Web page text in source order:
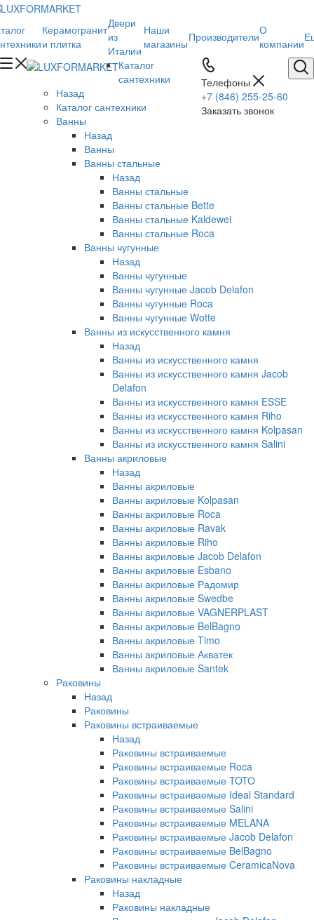
Керамогранит
и плитка
Двери
из
Италии
Наши
магазиныПроизводителиО
компании
Телефоны
+7 (846) 255-25-60
Заказать звонок
Каталог
сантехники
Назад
Каталог сантехники
Ванны
Назад
Ванны
Ванны стальные
Назад
Ванны стальные
Ванны стальные Bette
Ванны стальные Kaldewei
Ванны стальные Roca
Ванны чугунные
Назад
Ванны чугунные
Ванны чугунные Jacob Delafon
Ванны чугунные Roca
Ванны чугунные Wotte
Ванны из искусственного камня
Назад
Ванны из искусственного камня
Ванны из искусственного камня Jacob
Delafon
Ванны из искусственного камня ESSE
Ванны из искусственного камня Riho
Ванны из искусственного камня Kolpasan
Ванны из искусственного камня Salini
Ванны акриловые
Назад
Ванны акриловые
Ванны акриловые Kolpasan
Ванны акриловые Roca
Ванны акриловые Ravak
Ванны акриловые Riho
Ванны акриловые Jacob Delafon
Ванны акриловые Esbano
Ванны акриловые Радомир
Ванны акриловые Swedbe
Ванны акриловые VAGNERPLAST
Ванны акриловые BelBagno
Ванны акриловые Timo
Ванны акриловые Акватек
Ванны акриловые Santek
Раковины
Назад
Раковины
Раковины встраиваемые
Назад
Раковины встраиваемые
Раковины встраиваемые Roca
Раковины встраиваемые TOTO
Раковины встраиваемые Ideal Standard
Раковины встраиваемые Salini
Раковины встраиваемые MELANA
Раковины встраиваемые Jacob Delafon
Раковины встраиваемые BelBagno
Раковины встраиваемые CeramicaNova
Раковины накладные
Назад
Раковины накладные